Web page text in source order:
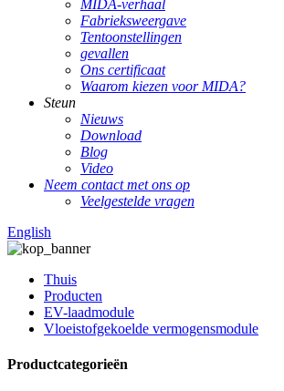
MIDA-verhaal
Fabrieksweergave
Tentoonstellingen
gevallen
Ons certificaat
Waarom kiezen voor MIDA?
Steun
Nieuws
Download
Blog
Video
Neem contact met ons op
Veelgestelde vragen
English
Thuis
Producten
EV-laadmodule
Vloeistofgekoelde vermogensmodule
Productcategorieën